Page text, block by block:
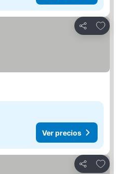
Compartir
Agregar
Ver precios
Compartir
Agregar